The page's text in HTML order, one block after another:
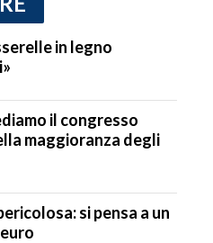
in legno
il congresso
maggioranza degli
si pensa a un